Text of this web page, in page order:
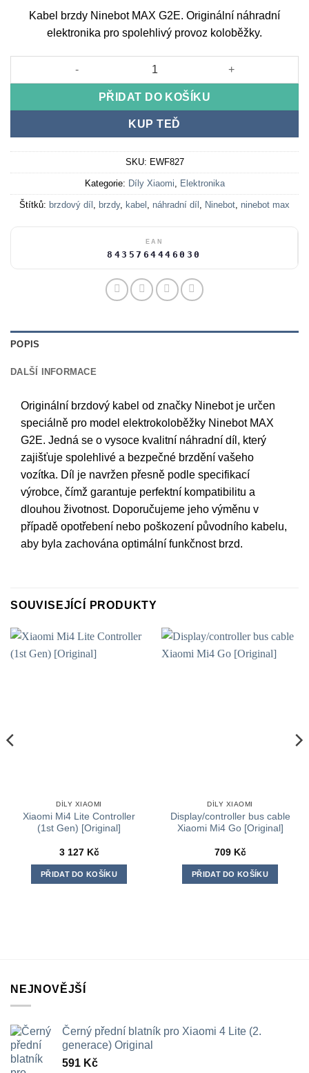
Kabel brzdy Ninebot MAX G2E. Originální náhradní
elektronika pro spolehlivý provoz koloběžky.
Ninebot MAX G2E Brake Cable množství
PŘIDAT DO KOŠÍKU
KUP TEĎ
SKU: EWF827
Kategorie: Díly Xiaomi, Elektronika
Štítků: brzdový díl , brzdy, kabel , náhradní díl , Ninebot, ninebot max
EAN
8435764446030
POPIS
DALŠÍ INFORMACE
Originální brzdový kabel od značky Ninebot je určen
speciálně pro model elektrokoloběžky Ninebot MAX
G2E. Jedná se o vysoce kvalitní náhradní díl, který
zajišťuje spolehlivé a bezpečné brzdění vašeho
vozítka. Díl je navržen přesně podle specifikací
výrobce, čímž garantuje perfektní kompatibilitu a
dlouhou životnost. Doporučujeme jeho výměnu v
případě opotřebení nebo poškození původního kabelu,
aby byla zachována optimální funkčnost brzd.
SOUVISEJÍCÍ PRODUKTY
DÍLY XIAOMI
Xiaomi Mi4 Lite Controller
(1st Gen) [Original]
3 127 Kč
PŘIDAT DO KOŠÍKU
DÍLY XIAOMI
Display/controller bus cable
Xiaomi Mi4 Go [Original]
709 Kč
PŘIDAT DO KOŠÍKU
NEJNOVĚJŠÍ
Černý přední blatník pro Xiaomi 4 Lite (2.
generace) Original
591 Kč